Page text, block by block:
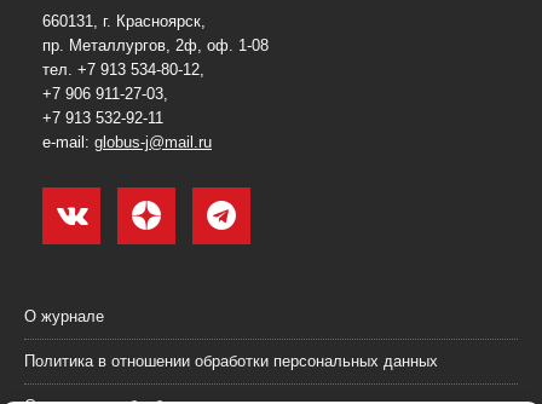
660131, г. Красноярск,
пр. Металлургов, 2ф, оф. 1-08
тел. +7 913 534-80-12,
+7 906 911-27-03,
+7 913 532-92-11
e-mail: globus-j@mail.ru
О журнале
Политика в отношении обработки персональных данных